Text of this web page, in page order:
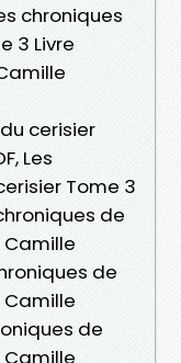
chroniques
3 Livre
cerisier
Les
Tome 3
de
de
de